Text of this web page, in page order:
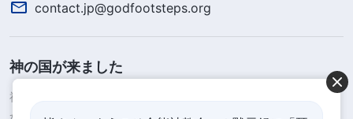
らすのは、神の真の顔と人間自らの反抗的性質につ
いての真相を人が認識することである。裁きの働き
により、人は神の心、神の働きの目的、人には理解
することのできない奥義についてかなり理解できる
contact.jp@godfootsteps.org
神の国が来ました
神の国が地上に降臨したのです！あなたは神の国に入りたいです
か？